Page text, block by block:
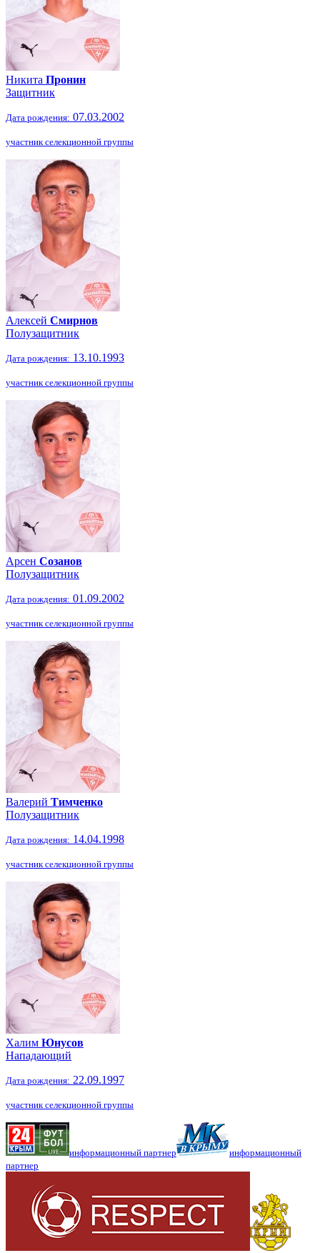
Никита Пронин
Защитник
Дата рождения: 07.03.2002
участник селекционной группы
Алексей Смирнов
Полузащитник
Дата рождения: 13.10.1993
участник селекционной группы
Арсен Созанов
Полузащитник
Дата рождения: 01.09.2002
участник селекционной группы
Валерий Тимченко
Полузащитник
Дата рождения: 14.04.1998
участник селекционной группы
Халим Юнусов
Нападающий
Дата рождения: 22.09.1997
участник селекционной группы
информационный партнер
информационный
партнер